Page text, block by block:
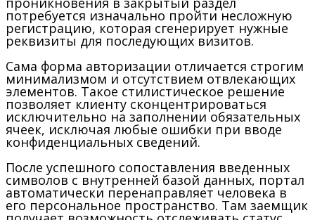
потребуется изначально пройти несложную
регистрацию, которая сгенерирует нужные
реквизиты для последующих визитов.
Сама форма авторизации отличается строгим
минимализмом и отсутствием отвлекающих
элементов. Такое стилистическое решение
позволяет клиенту сконцентрироваться
исключительно на заполнении обязательных
ячеек, исключая любые ошибки при вводе
конфиденциальных сведений.
После успешного сопоставления введенных
символов с внутренней базой данных, портал
автоматически перенаправляет человека в
его персональное пространство. Там заемщик